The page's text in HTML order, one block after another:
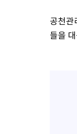
공천
들을